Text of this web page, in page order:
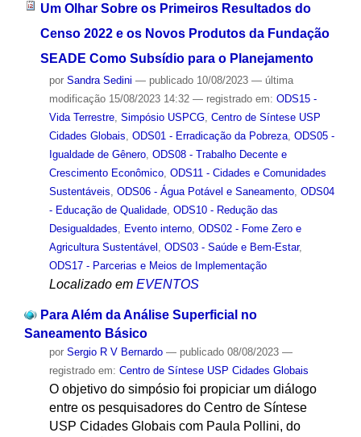
Um Olhar Sobre os Primeiros Resultados do
Censo 2022 e os Novos Produtos da Fundação
SEADE Como Subsídio para o Planejamento
por Sandra Sedini — publicado10/08/2023 — última
modificação15/08/2023 14:32 — registrado em: ODS15 -
Vida Terrestre, Simpósio USPCG, Centro de Síntese USP
Cidades Globais ODS01 - Erradicação da Pobreza, ODS05 -
Igualdade de Gênero, ODS08 - Trabalho Decente e
Crescimento Econômico, ODS11 - Cidades e Comunidades
Sustentáveis ODS06 - Água Potável e Saneamento, ODS04
- Educação de Qualidade, ODS10 - Redução das
Desigualdades
Evento interno, ODS02 - Fome Zero e
Agricultura Sustentável ODS03 - Saúde e Bem-Estar,
ODS17 - Parcerias e Meios de Implementação
Localizado em EVENTOS
Para Além da Análise Superficial no
Saneamento Básico
por Sergio R V Bernardo — publicado08/08/2023 —
registrado em: Centro de Síntese USP Cidades Globais
O objetivo do simpósio foi propiciar um diálogo
entre os pesquisadores do Centro de Síntese
USP Cidades Globais com Paula Pollini, do